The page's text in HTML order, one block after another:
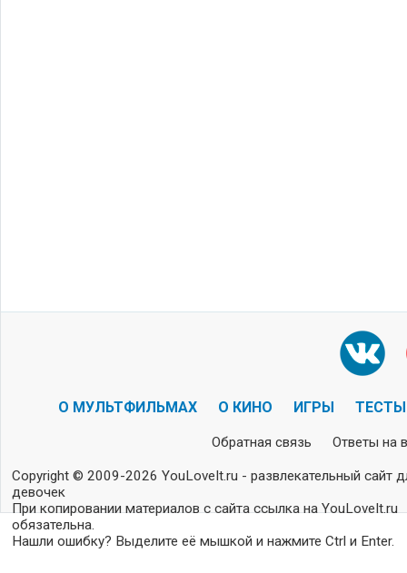
О МУЛЬТФИЛЬМАХ О КИНО ИГРЫ ТЕСТЫ
Обратная связь Ответы на
Copyright © 2009-2026 YouLoveIt.ru - развлекательный сайт
девочек
При копировании материалов с сайта ссылка на YouLoveIt.ru
обязательна.
Нашли ошибку? Выделите её мышкой и нажмите Ctrl и Enter.